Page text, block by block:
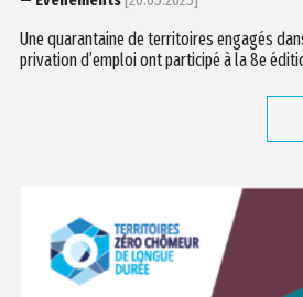
Une quarantaine de territoires engagés
privation d’emploi ont participé à la 8e